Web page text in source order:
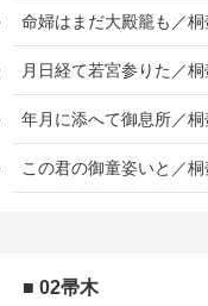
命婦はまだ大殿籠も／桐
月日経て若宮参りた／桐
年月に添へて御息所／桐
この君の御童姿いと／桐
■ 02帚木